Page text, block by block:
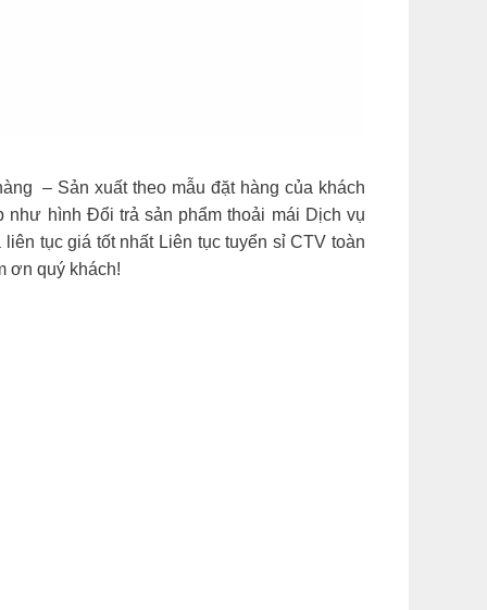
– Sản xuất theo mẫu đặt hàng của khách
như hình Đổi trả sản phẩm thoải mái Dịch vụ
tục giá tốt nhất Liên tục tuyển sỉ CTV toàn
ơn quý khách!